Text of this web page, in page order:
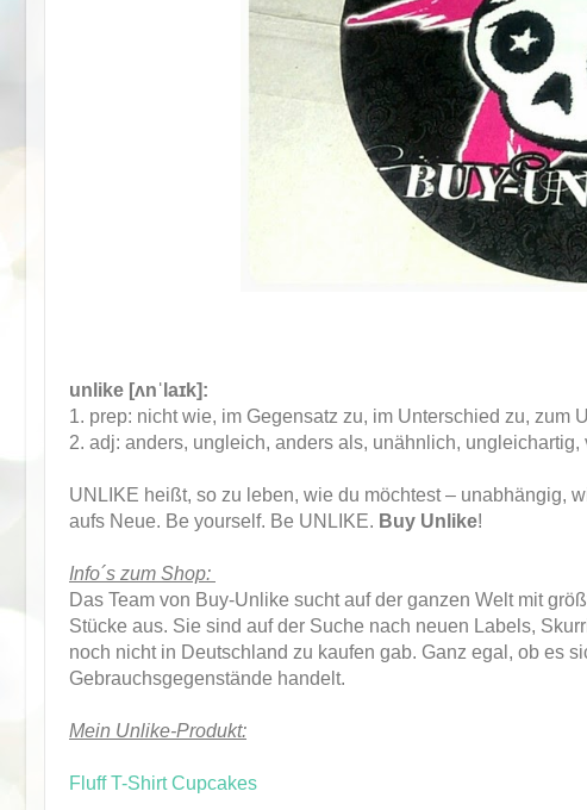
unlike [ʌnˈlaɪk]:
1. prep: nicht wie, im Gegensatz zu, im Unterschied zu, zum
2. adj: anders, ungleich, anders als, unähnlich,
UNLIKE heißt, so zu leben, wie du möchtest – unabhängig,
aufs Neue. Be yourself. Be UNLIKE. Buy Unlike!
Info´s zum Shop:
Das Team von Buy-Unlike sucht auf der ganzen Welt mit
Stücke aus. Sie sind auf der Suche nach neuen Labels,
noch nicht in Deutschland zu kaufen gab. Ganz egal, ob es
Gebrauchsgegenstände handelt.
Mein Unlike-Produkt:
Fluff T-Shirt Cupcakes